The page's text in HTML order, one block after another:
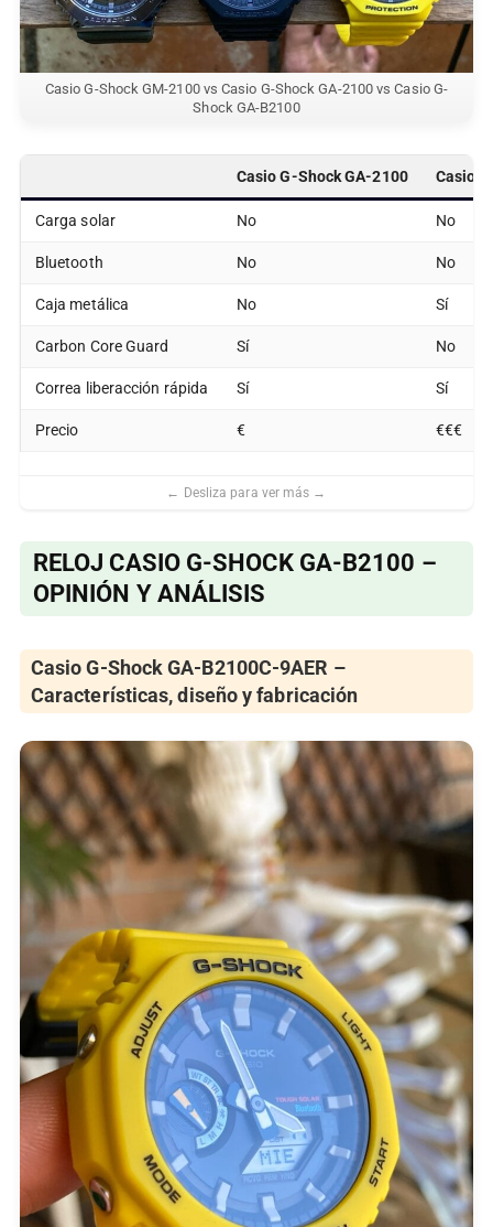
Casio G-Shock GM-2100 vs Casio G-Shock GA-2100 vs Casio G-
Shock GA-B2100
Casio G-Shock GA-2100 Casio
Carga solar No No
Bluetooth No No
Caja metálica No Sí
Carbon Core Guard Sí No
Correa liberacción rápida Sí Sí
Precio € €€€
RELOJ CASIO G-SHOCK GA-B2100 –
OPINIÓN Y ANÁLISIS
Casio G-Shock GA-B2100C-9AER –
Características, diseño y fabricación